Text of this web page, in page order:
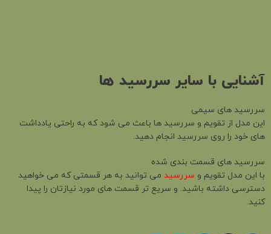
آشنایی با سایر سررسید ها
سررسید های سیمی
این مدل از تقویم و سررسید ها باعث می شود که به راحتی یادداشت
های خود را روی سررسید انجام دهید.
سررسید های قسمت بندی شده
با این مدل تقویم و سررسید می توانید به هر قسمتی که می خواهید
دسترسی داشته باشید. و سریع تر قسمت های مورد نیازتان را پیدا
کنید.